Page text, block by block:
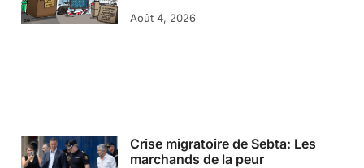
Août 4, 2026
Crise migratoire de Sebta: Les
marchands de la peur